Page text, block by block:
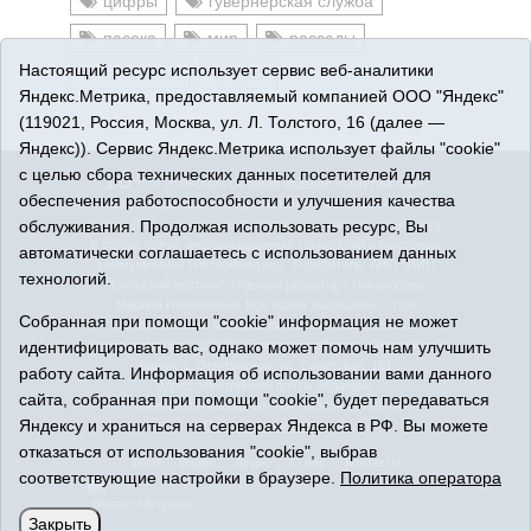
пасека
мир
рассады
лекарства
брак
16+© 2015-2026 Сетевое издание «Омутинское».
Регистрационный номер СМИ Эл № ФС77-65144 от 28
марта 2016 г., выданное Федеральной службой по надзору
коммуникаций (Роскомнадзор). Учредитель: АНО "ИИЦ
"Сельский вестник", главный редактор - Никонорова
использовании материалов ссылка обязательна.
Адрес редакции: 627070, Тюменская область, Омутинский
район, с. Омутинское, ул. Советская, 151
Адрес электронной почты редакции:
selvest151@yandex.ru, тел.: 8(34544)3-16-73
Политика оператора
Фото Видео Аудио О нас Контакты
Настоящий ресурс использует сервис веб-аналитики
Яндекс.Метрика, предоставляемый компанией ООО "Яндекс"
(119021, Россия, Москва, ул. Л. Толстого, 16 (далее —
Яндекс)). Сервис Яндекс.Метрика использует файлы "cookie"
с целью сбора технических данных посетителей для
обеспечения работоспособности и улучшения качества
обслуживания. Продолжая использовать ресурс, Вы
автоматически соглашаетесь с использованием данных
технологий.
Собранная при помощи "cookie" информация не может
идентифицировать вас, однако может помочь нам улучшить
работу сайта. Информация об использовании вами данного
сайта, собранная при помощи "cookie", будет передаваться
Яндексу и храниться на серверах Яндекса в РФ. Вы можете
отказаться от использования "cookie", выбрав
соответствующие настройки в браузере. Политика оператора
Закрыть